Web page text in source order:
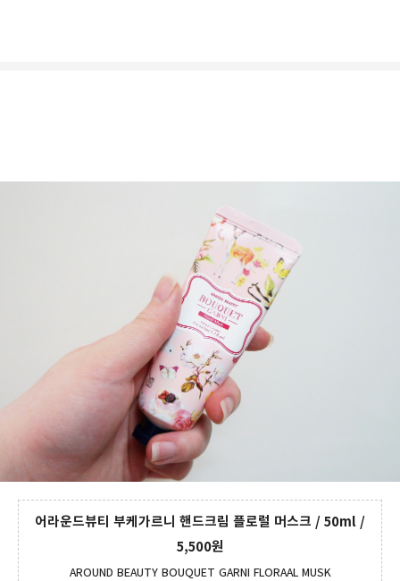
어라운드뷰티 부케가르니 핸드크림 플로럴 머스크 / 50ml /
5,500원
AROUND BEAUTY BOUQUET GARNI FLORAAL MUSK